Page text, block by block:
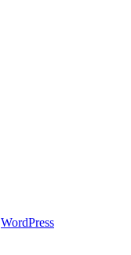
WordPress